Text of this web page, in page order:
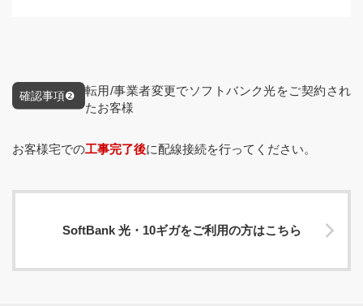
転⽤/事業者変更でソフトバンク光をご契約され
たお客様
お客様宅での⼯事完了後に配線接続を⾏ってください。
SoftBank 光・10ギガをご利用の方はこちら